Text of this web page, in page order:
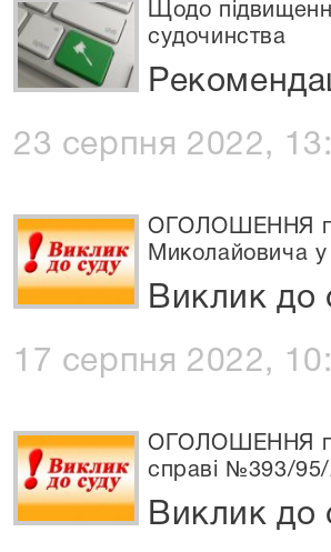
Щодо
судочинства
23 серпня 2022,
ОГОЛОШЕННЯ
Миколайовича
Виклик до
17 серпня 2022,
ОГОЛОШЕННЯ
справі №393/
Виклик до